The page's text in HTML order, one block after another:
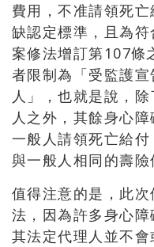
費用，不准請領死
缺認定標準，且為
案修法增訂第107條
者限制為「受監護
人」，也就是說，
人之外，其餘身心
一般人請領死亡給
與一般人相同的壽險
值得注意的是，此
法，因為許多身心
其法定代理人並不